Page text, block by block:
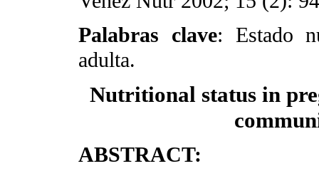
Palabras clave: Estado
adulta.
Nutritional status in
ABSTRACT: